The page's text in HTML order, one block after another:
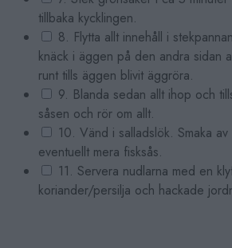
tillbaka kycklingen.
8. Flytta allt innehåll i
knäck i äggen på den andra sidan
runt tills äggen blivit äggröra.
9. Blanda sedan allt ihop och
såsen och rör om allt.
10. Vänd i salladslök. Smaka
eventuellt mera fisksås.
11. Servera nudlarna med en
koriander/persilja och hackade